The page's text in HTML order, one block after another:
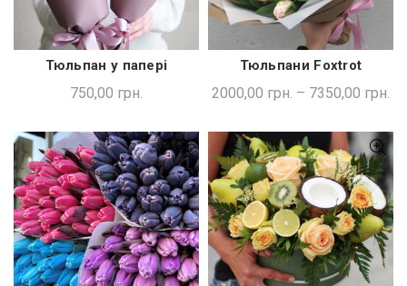
ДОДАТИ В КОШИК
Тюльпан у папері
750,00 грн.
ШВИДКА ПОКУПКА
Тюльпани Foxtrot
2000,00 грн. – 7350,00 грн.